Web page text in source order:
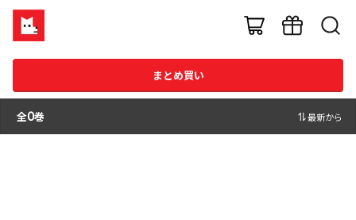
まとめ買い
全0巻 最新から